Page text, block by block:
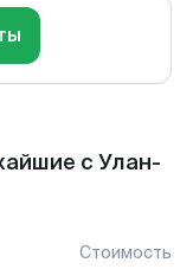
с Улан-
Стоимость